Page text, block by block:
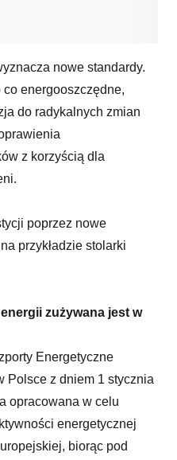
nowe standardy.
energooszczędne,
do radykalnych zmian
z korzyścią dla
poprzez nowe
przykładzie stolarki
zużywana jest w
Energetyczne
Polsce z dniem 1 stycznia
opracowana w celu
energetycznej
biorąc pod